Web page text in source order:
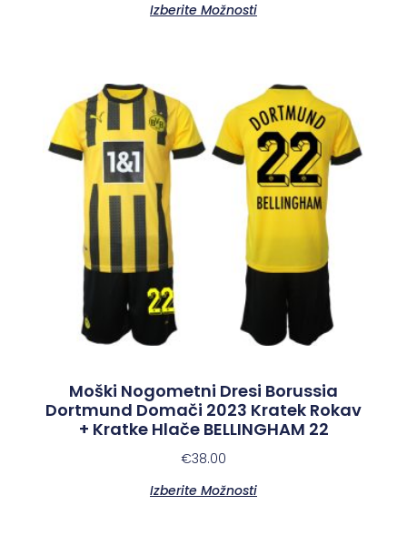
Izberite Možnosti
Moški Nogometni Dresi Borussia
Dortmund Domači 2023 Kratek Rokav
+ Kratke Hlače BELLINGHAM 22
€38.00
Izberite Možnosti